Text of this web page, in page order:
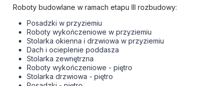
Roboty budowlane w ramach etapu III rozbudowy:
Posadzki w przyziemiu
Roboty wykończeniowe w przyziemiu
Stolarka okienna i drzwiowa w przyziemiu
Dach i ocieplenie poddasza
Stolarka zewnętrzna
Roboty wykończeniowe - piętro
Stolarka drzwiowa - piętro